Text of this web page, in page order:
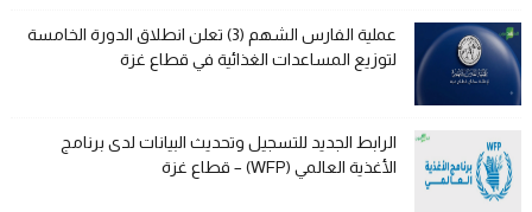
عملية الفارس الشهم (3) تعلن انطلاق الدورة الخامسة
لتوزيع المساعدات الغذائية في قطاع غزة
الرابط الجديد للتسجيل وتحديث البيانات لدى برنامج
الأغذية العالمي (WFP) – قطاع غزة